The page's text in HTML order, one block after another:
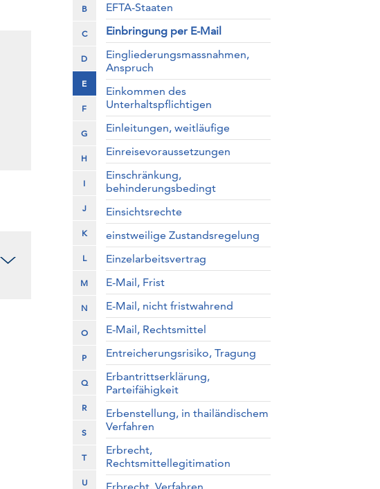
B
C
D
E
F
G
H
I
J
K
L
M
N
O
P
Q
R
S
T
U
EFTA-Staaten
Einbringung per E-Mail
Eingliederungsmassnahmen,
Anspruch
Einkommen des
Unterhaltspflichtigen
Einleitungen, weitläufige
Einreisevoraussetzungen
Einschränkung,
behinderungsbedingt
Einsichtsrechte
einstweilige Zustandsregelung
Einzelarbeitsvertrag
E-Mail, Frist
E-Mail, nicht fristwahrend
E-Mail, Rechtsmittel
Entreicherungsrisiko, Tragung
Erbantrittserklärung,
Parteifähigkeit
Erbenstellung, in thailändischem
Verfahren
Erbrecht,
Rechtsmittellegitimation